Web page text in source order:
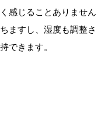
感じることありません
ますし、湿度も調整さ
できます。